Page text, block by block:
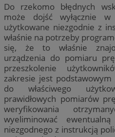
Do rzekomo błędnych
może dojść wyłącznie
użytkowane niezgodnie z
właśnie na potrzeby
się, że to właśnie
urządzenia do pomiaru
przeszkolenie
zakresie jest
do właściwego
prawidłowych pomiarów
weryfikowania
wyeliminować
niezgodnego z instrukcją